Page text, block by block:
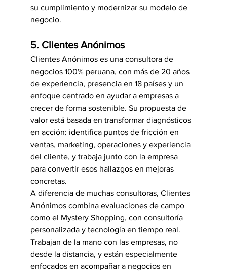
su cumplimiento y modernizar su modelo de
negocio.
5. Clientes Anónimos
Clientes Anónimos es una consultora de
negocios 100% peruana, con más de 20 años
de experiencia, presencia en 18 países y un
enfoque centrado en ayudar a empresas a
crecer de forma sostenible. Su propuesta de
valor está basada en transformar diagnósticos
en acción: identifica puntos de fricción en
ventas, marketing, operaciones y experiencia
del cliente, y trabaja junto con la empresa
para convertir esos hallazgos en mejoras
concretas.
A diferencia de muchas consultoras, Clientes
Anónimos combina evaluaciones de campo
como el Mystery Shopping, con consultoría
personalizada y tecnología en tiempo real.
Trabajan de la mano con las empresas, no
desde la distancia, y están especialmente
enfocados en acompañar a negocios en